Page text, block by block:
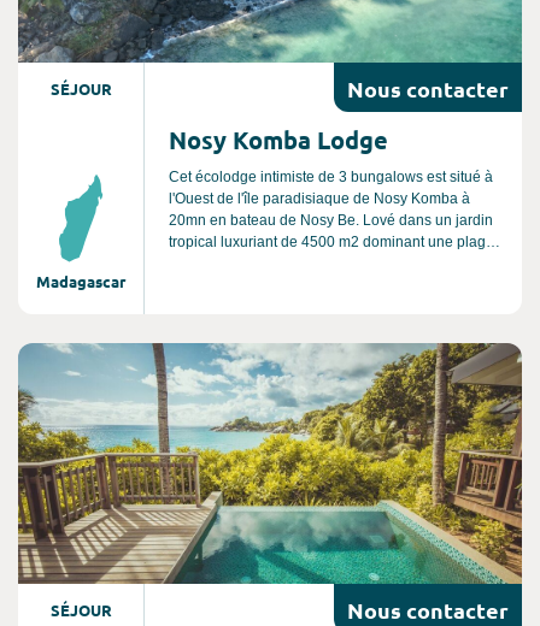
SÉJOUR
Madagascar
Nous contacter
Nosy Komba Lodge
Cet écolodge intimiste de 3 bungalows est situé à
l'Ouest de l'île paradisiaque de Nosy Komba à
20mn en bateau de Nosy Be. Lové dans un jardin
tropical luxuriant de 4500 m2 dominant une plage
SÉJOUR Nous contacter
Consultez l'offre de voyage